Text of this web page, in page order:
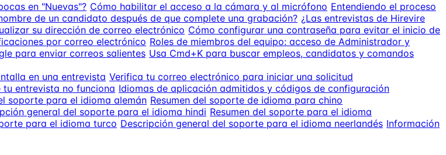
en "Nuevas"? Cómo habilitar el acceso a la cámara y al micrófono Entendiendo el proceso
de un candidato después de que complete una grabación? ¿Las entrevistas de Hirevire
su dirección de correo electrónico Cómo configurar una contraseña para evitar el inicio de
por correo electrónico Roles de miembros del equipo: acceso de Administrador y
para enviar correos salientes Usa Cmd+K para buscar empleos, candidatos y comandos
en una entrevista Verifica tu correo electrónico para iniciar una solicitud
tu entrevista no funciona Idiomas de aplicación admitidos y códigos de configuración
soporte para el idioma alemán Resumen del soporte de idioma para chino
general del soporte para el idioma hindi Resumen del soporte para el idioma
para el idioma turco Descripción general del soporte para el idioma neerlandés Información